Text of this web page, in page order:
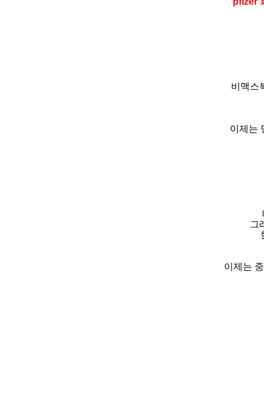
비맥스
이제는
그
이제는